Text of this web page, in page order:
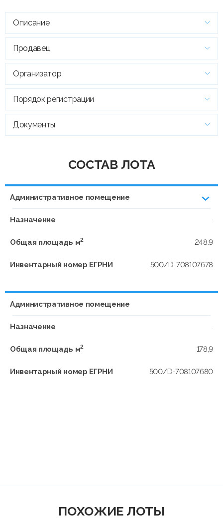
Описание
Продавец
Организатор
Порядок регистрации
Документы
СОСТАВ ЛОТА
Административное помещение
Назначение
Общая площадь м2 248.9
Инвентарный номер ЕГРНИ 500/D-708107678
Административное помещение
Назначение
Общая площадь м2 178,9
Инвентарный номер ЕГРНИ 500/D-708107680
ПОХОЖИЕ ЛОТЫ